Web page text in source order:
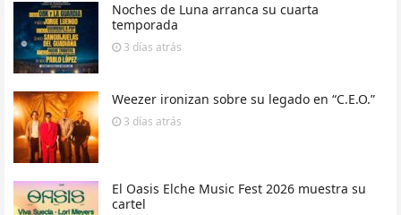
Noches de Luna arranca su cuarta
temporada
3 días atrás
Weezer ironizan sobre su legado en “C.E.O.”
3 días atrás
El Oasis Elche Music Fest 2026 muestra su
cartel